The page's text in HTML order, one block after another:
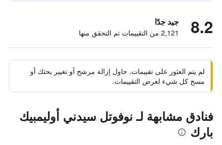
8.2 جيد جدًا
2,121 من التقييمات تم التحقق منها
لم يتم العثور على تقييمات. حاول إزالة مرشح أو تغيير بحثك أو
مسح كل شيء لعرض التقييمات.
فنادق مشابهة لـ نوفوتل سيدني أوليمبيك
بارك